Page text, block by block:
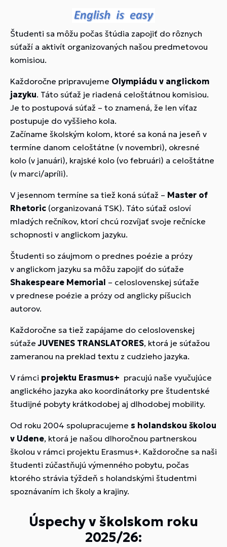
Študenti sa môžu počas štúdia zapojiť do rôznych
súťaží a aktivít organizovaných našou predmetovou
komisiou.
Každoročne pripravujeme Olympiádu v anglickom
jazyku. Táto súťaž je riadená celoštátnou komisiou.
Je to postupová súťaž – to znamená, že len víťaz
postupuje do vyššieho kola.
Začíname školským kolom, ktoré sa koná na jeseň v
termíne danom celoštátne (v novembri), okresné
kolo (v januári), krajské kolo (vo februári) a celoštátne
(v marci/apríli).
V jesennom termíne sa tiež koná súťaž – Master of
Rhetoric (organizovaná TSK). Táto súťaž osloví
mladých rečníkov, ktorí chcú rozvíjať svoje rečnícke
schopnosti v anglickom jazyku.
Študenti so záujmom o prednes poézie a prózy
v anglickom jazyku sa môžu zapojiť do súťaže
Shakespeare Memorial – celoslovenskej súťaže
v prednese poézie a prózy od anglicky píšucich
autorov.
Každoročne sa tiež zapájame do celoslovenskej
súťažeJUVENES TRANSLATORES, ktorá je súťažou
zameranou na preklad textu z cudzieho jazyka.
V rámci projektu Erasmus+ pracujú naše vyučujúce
anglického jazyka ako koordinátorky pre študentské
študijné pobyty krátkodobej aj dlhodobej mobility.
Od roku 2004 spolupracujeme s holandskou školou
v Udene, ktorá je našou dlhoročnou partnerskou
školou v rámci projektu Erasmus+. Každoročne sa naši
študenti zúčastňujú výmenného pobytu, počas
ktorého strávia týždeň s holandskými študentmi
spoznávaním ich školy a krajiny.
Úspechy v školskom roku
2025/26: